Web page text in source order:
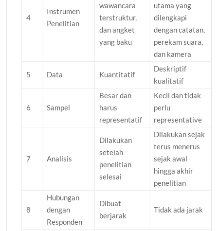
4
Instrumen
Penelitian
wawancara
terstruktur,
dan angket
yang baku
utama yang
dilengkapi
dengan catatan,
perekam suara,
dan kamera
5 Data Kuantitatif
Deskriptif
kualitatif
6 Sampel
Besar dan
harus
representatif
Kecil dan tidak
perlu
representative
7 Analisis
Dilakukan
setelah
penelitian
selesai
Dilakukan sejak
terus menerus
sejak awal
hingga akhir
penelitian
8
Hubungan
dengan
Responden
Dibuat
berjarak
Tidak ada jarak